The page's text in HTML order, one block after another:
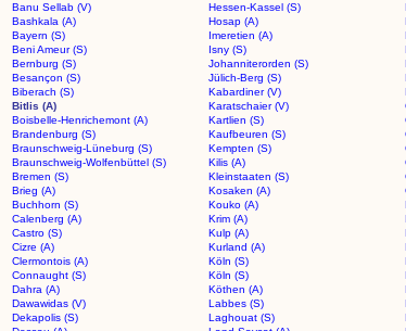
Banu Sellab (V)
Hessen-Kassel (S)
Bashkala (A)
Hosap (A)
Bayern (S)
Imeretien (A)
Beni Ameur (S)
Isny (S)
Bernburg (S)
Johanniterorden (S)
Besançon (S)
Jülich-Berg (S)
Biberach (S)
Kabardiner (V)
Bitlis (A)
Karatschaier (V)
Boisbelle-Henrichemont (A)
Kartlien (S)
Brandenburg (S)
Kaufbeuren (S)
Braunschweig-Lüneburg (S)
Kempten (S)
Braunschweig-Wolfenbüttel (S)
Kilis (A)
Bremen (S)
Kleinstaaten (S)
Brieg (A)
Kosaken (A)
Buchhorn (S)
Kouko (A)
Calenberg (A)
Krim (A)
Castro (S)
Kulp (A)
Cizre (A)
Kurland (A)
Clermontois (A)
Köln (S)
Connaught (S)
Köln (S)
Dahra (A)
Köthen (A)
Dawawidas (V)
Labbes (S)
Dekapolis (S)
Laghouat (S)